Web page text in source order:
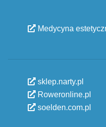
Medycyna
sklep.narty.pl
Roweronline.pl
soelden.com.pl